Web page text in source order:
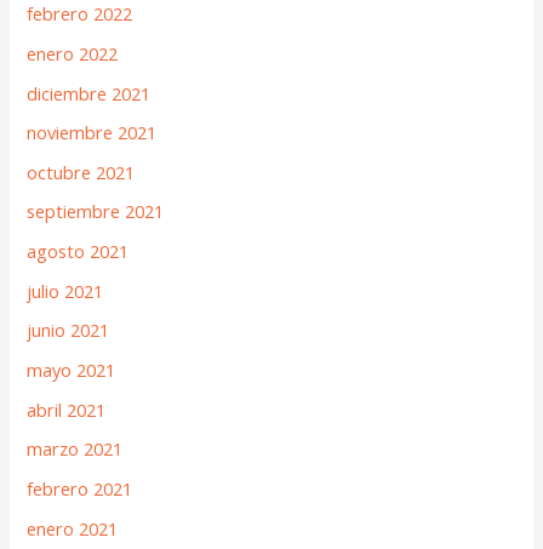
febrero 2022
enero 2022
diciembre 2021
noviembre 2021
octubre 2021
septiembre 2021
agosto 2021
julio 2021
junio 2021
mayo 2021
abril 2021
marzo 2021
febrero 2021
enero 2021